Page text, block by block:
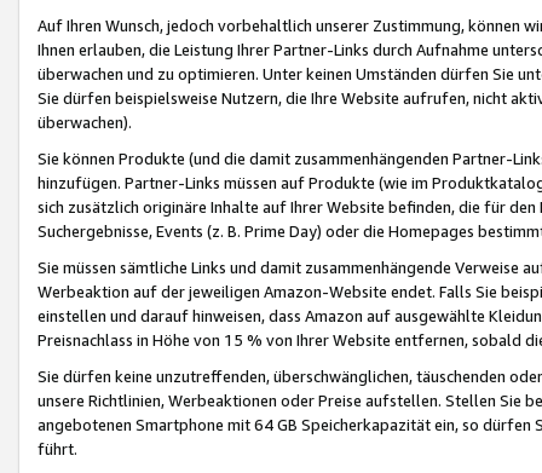
Auf Ihren Wunsch, jedoch vorbehaltlich unserer Zustimmung, können
Ihnen erlauben, die Leistung Ihrer Partner-Links durch Aufnahme
überwachen und zu optimieren. Unter keinen Umständen dürfen Sie
Sie dürfen beispielsweise Nutzern, die Ihre Website aufrufen, nicht
überwachen).
Sie können Produkte (und die damit zusammenhängenden Partner-
hinzufügen. Partner-Links müssen auf Produkte (wie im
sich zusätzlich originäre Inhalte auf Ihrer Website befinden, die für
Suchergebnisse, Events (z. B. Prime Day) oder die Homepages
Sie müssen sämtliche Links und damit zusammenhängende
Werbeaktion auf der jeweiligen Amazon-Website endet. Falls Sie
einstellen und darauf hinweisen, dass Amazon auf ausgewählte
Preisnachlass in Höhe von 15 % von Ihrer Website entfernen, sobald
Sie dürfen keine unzutreffenden, überschwänglichen, täuschenden
unsere Richtlinien, Werbeaktionen oder Preise aufstellen. Stellen Sie
angebotenen Smartphone mit 64 GB Speicherkapazität ein, so dürfen
führt.